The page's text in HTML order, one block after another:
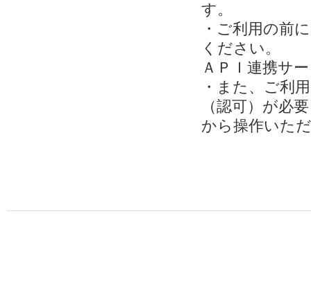
す。
・ご利用の前
ください。
ＡＰＩ連携サ
・また、ご利
（認可）が必
から操作いた